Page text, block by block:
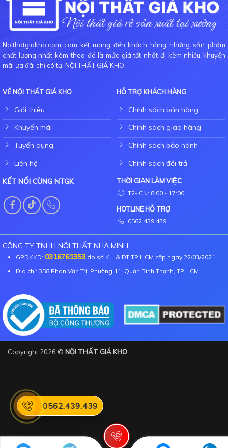
Noithatgiakho.com cam kết mang đến khách hàng những sản phẩm
chất lượng nhất kèm theo đó là mức giá tốt nhất đi kèm nhiều khuyến
mãi ưa đãi chỉ có tại NỘI THẤT GIÁ KHO.
VỀ NỘI THẤT GIÁ KHO
Giới thiệu
Khuyến mãi
Tuyển dụng
Liên hệ
HỖ TRỢ KHÁCH HÀNG
Chính sách bán hàng
Chính sách giao hàng
Chính sách bảo hành
Chính sách đổi trả
KẾT NỐI CÙNG NTGK
THỜI GIAN LÀM VIỆC
T2- CN: 8:00 - 17:00
HOTLINE HỖ TRỢ
0562.439.439
CÔNG TY TNHH NỘI THẤT NHÀ MÌNH
GPDKKD: 0316761353 do sở KH & DT TP HCM cấp ngày 22/03/2021
Địa chỉ: 358 Phan Văn Trị, Phường 11, Quận Bình Thạnh, TP.HCM
Copyright 2026 © NỘI THẤT GIÁ KHO
0562.439.439